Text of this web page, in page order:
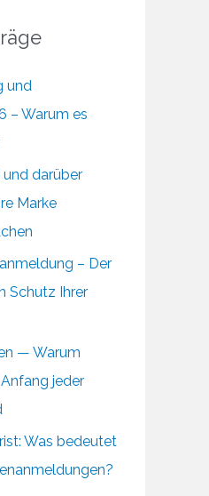
und
– Warum es
darüber
Marke
– Der
Schutz Ihrer
— Warum
jeder
Was bedeutet